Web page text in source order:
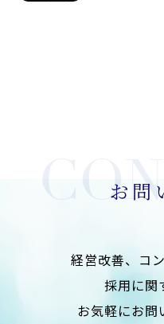
お問
経営改善、コ
採用に関
お気軽にお問